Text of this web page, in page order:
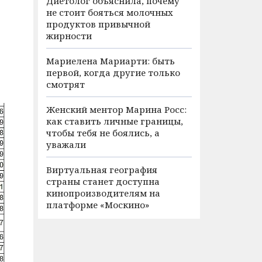
не стоит бояться молочных
продуктов привычной
жирности
Мариелена Мариарти: быть
первой, когда другие только
смотрят
Женский ментор Марина Росс:
как ставить личные границы,
чтобы тебя не боялись, а
уважали
Виртуальная география
страны станет доступна
кинопроизводителям на
платформе «Москино»